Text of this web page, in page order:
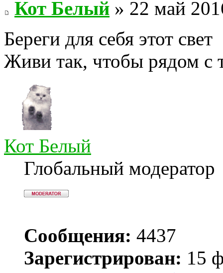
Кот Белый » 22 май
Береги для себя этот свет
Живи так, чтобы рядом с
Кот Белый
Глобальный модератор
Сообщения: 4437
Зарегистрирован: 15